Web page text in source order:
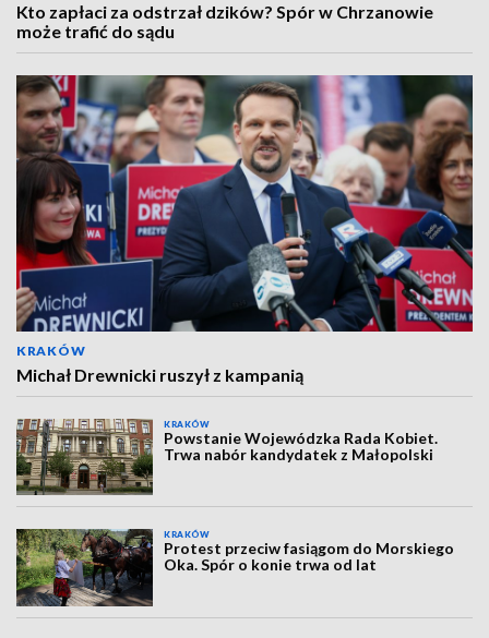
Kto zapłaci za odstrzał dzików? Spór w Chrzanowie
może trafić do sądu
KRAKÓW
Michał Drewnicki ruszył z kampanią
KRAKÓW
Powstanie Wojewódzka Rada Kobiet.
Trwa nabór kandydatek z Małopolski
KRAKÓW
Protest przeciw fasiągom do Morskiego
Oka. Spór o konie trwa od lat